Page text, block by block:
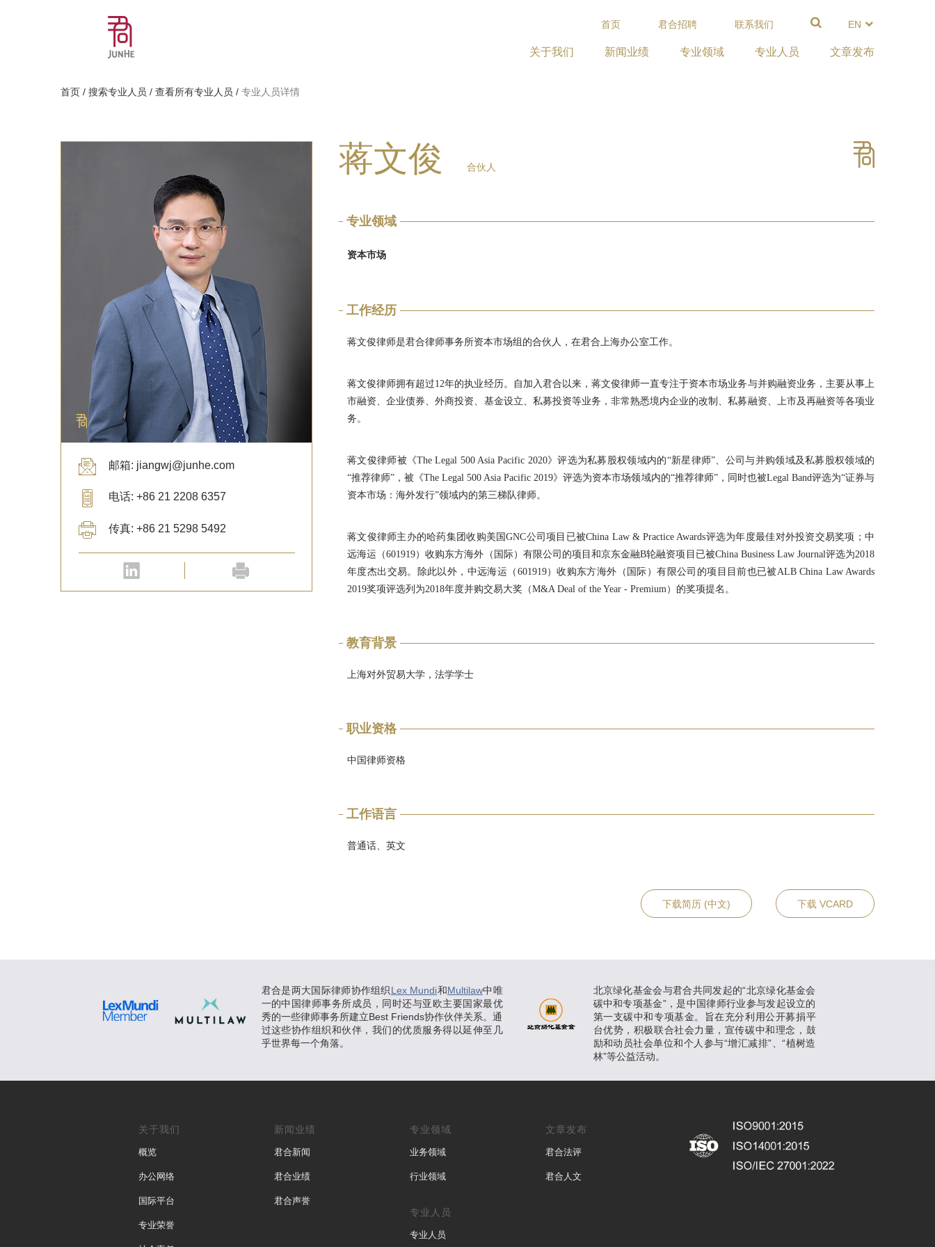
EN
首页 君合招聘 联系我们
关于我们 新闻业绩 专业领域 专业人员 文章发布
首页 / 搜索专业人员 / 查看所有专业人员 / 专业人员详情
邮箱: jiangwj@junhe.com
电话: +86 21 2208 6357
传真: +86 21 5298 5492
蒋文俊 合伙人
专业领域
资本市场
工作经历
蒋文俊律师是君合律师事务所资本市场组的合伙人，在君合上海办公室工作。
蒋文俊律师拥有超过12年的执业经历。自加入君合以来，蒋文俊律师一直专注于资本市场业务与并购融资业务，主要从事上
市融资、企业债券、外商投资、基金设立、私募投资等业务，非常熟悉境内企业的改制、私募融资、上市及再融资等各项业
务。
蒋文俊律师被《The Legal 500 Asia Pacific 2020》评选为私募股权领域内的“新星律师”、公司与并购领域及私募股权领域的
“推荐律师”，被《The Legal 500 Asia Pacific 2019》评选为资本市场领域内的“推荐律师”，同时也被Legal Band评选为“证券与
资本市场：海外发行”领域内的第三梯队律师。
蒋文俊律师主办的哈药集团收购美国GNC公司项目已被China Law & Practice Awards评选为年度最佳对外投资交易奖项；中
远海运（601919）收购东方海外（国际）有限公司的项目和京东金融B轮融资项目已被China Business Law Journal评选为2018
年度杰出交易。除此以外，中远海运（601919）收购东方海外（国际）有限公司的项目目前也已被ALB China Law Awards
2019奖项评选列为2018年度并购交易大奖（M&A Deal of the Year - Premium）的奖项提名。
教育背景
上海对外贸易大学，法学学士
职业资格
中国律师资格
工作语言
普通话、英文
下载简历 (中文) 下载 VCARD
君合是两大国际律师协作组织Lex Mundi和Multilaw中唯
一的中国律师事务所成员，同时还与亚欧主要国家最优
秀的一些律师事务所建立Best Friends协作伙伴关系。通
过这些协作组织和伙伴，我们的优质服务得以延伸至几
乎世界每一个角落。
北京绿化基金会与君合共同发起的“北京绿化基金会
碳中和专项基金”，是中国律师行业参与发起设立的
第一支碳中和专项基金。旨在充分利用公开募捐平
台优势，积极联合社会力量，宣传碳中和理念，鼓
励和动员社会单位和个人参与“增汇减排”、“植树造
林”等公益活动。
关于我们
概览
办公网络
国际平台
专业荣誉
新闻业绩
君合新闻
君合业绩
君合声誉
专业领域
业务领域
行业领域
专业人员
专业人员
文章发布
君合法评
君合人文